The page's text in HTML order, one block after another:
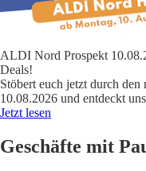
ALDI Nord Prospekt
Deals!
Stöbert euch jetzt durch
10.08.2026 und entdeckt
Jetzt lesen
Geschäfte mit